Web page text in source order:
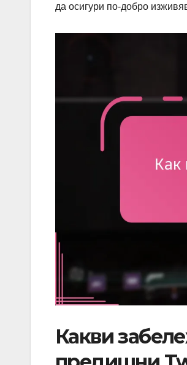
да осигури по-добро
Какви